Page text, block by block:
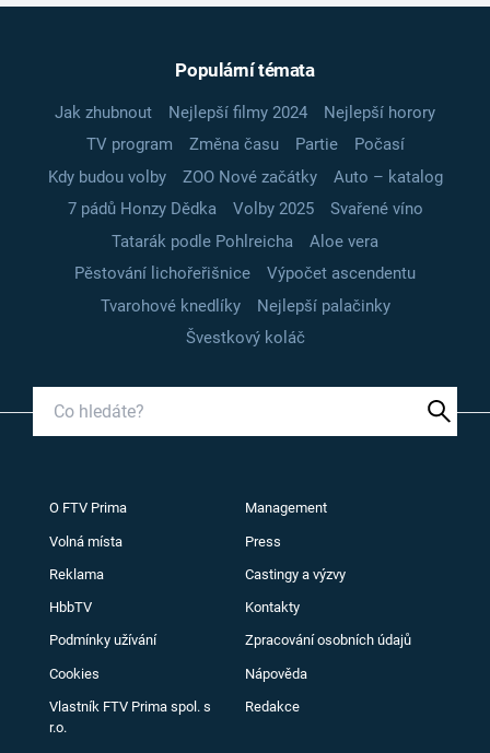
Populární témata
Jak zhubnout Nejlepší filmy 2024
Nejlepší horory
TV program
Změna času Partie
Počasí
Kdy budou volby
ZOO Nové začátky
Auto – katalog
7 pádů Honzy Dědka
Volby 2025
Svařené víno
Tatarák podle Pohlreicha
Aloe vera
Pěstování lichořeřišnice
Výpočet ascendentu
Tvarohové knedlíky
Nejlepší palačinky
Švestkový koláč
O FTV Prima Management
Volná místa Press
Reklama Castingy a výzvy
HbbTV Kontakty
Podmínky užívání Zpracování osobních údajů
Cookies Nápověda
Vlastník FTV Prima spol. s
r.o.
Redakce